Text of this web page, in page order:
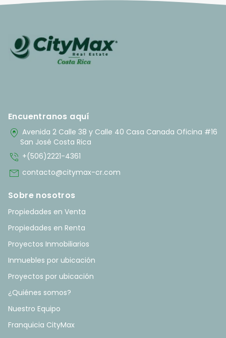
Encuentranos aquí
home_pin Avenida 2 Calle 38 y Calle 40 Casa Canada Oficina #16
San José Costa Rica
phone_in_talk +(506)2221-4361
mail contacto@citymax-cr.com
Sobre nosotros
Propiedades en Venta
Propiedades en Renta
Proyectos Inmobiliarios
Inmuebles por ubicación
Proyectos por ubicación
¿Quiénes somos?
Nuestro Equipo
Franquicia CityMax